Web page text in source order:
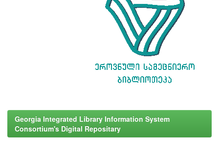
Georgia Integrated Library Information System
Consortium's Digital Repositary